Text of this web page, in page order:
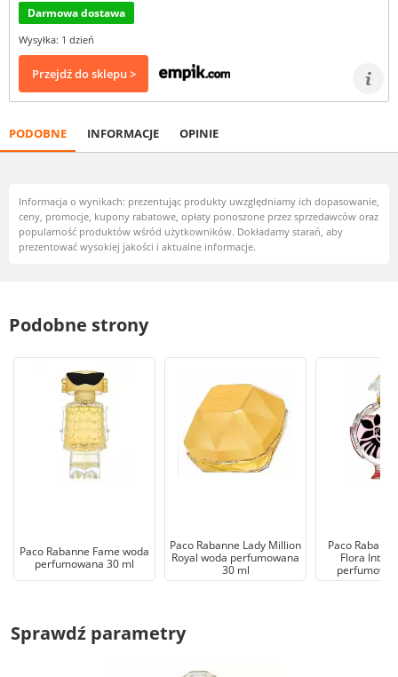
Darmowa dostawa
Wysyłka: 1 dzień
Przejdź do sklepu >
PODOBNE INFORMACJE OPINIE
Informacja o wynikach: prezentując produkty uwzględniamy ich dopasowanie,
ceny, promocje, kupony rabatowe, opłaty ponoszone przez sprzedawców oraz
popularność produktów wśród użytkowników. Dokładamy starań, aby
prezentować wysokiej jakości i aktualne informacje.
Podobne strony
Paco Rabanne Fame woda
perfumowana 30 ml
Paco Rabanne Lady Million
Royal woda perfumowana
30 ml
Paco
Flora
Sprawdź parametry